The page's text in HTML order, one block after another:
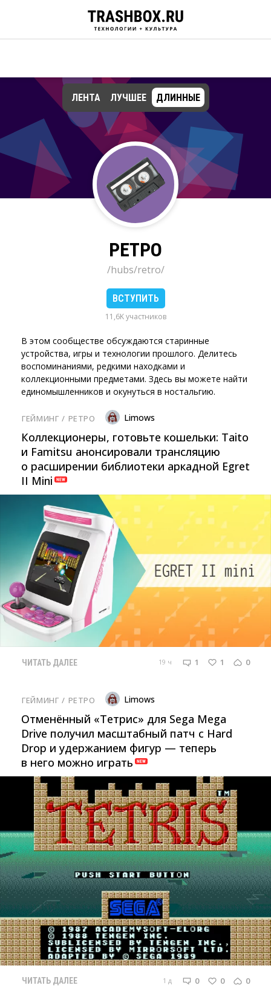
ЛЕНТА ЛУЧШЕЕ ДЛИННЫЕ
РЕТРО
/hubs/retro/
ВСТУПИТЬ
11,6K участников
В этом сообществе обсуждаются старинные
устройства, игры и технологии прошлого. Делитесь
воспоминаниями, редкими находками и
коллекционными предметами. Здесь вы можете найти
единомышленников и окунуться в ностальгию.
ГЕЙМИНГ / РЕТРО Limows
Коллекционеры, готовьте кошельки: Taito
и Famitsu анонсировали трансляцию
о расширении библиотеки аркадной Egret
II Mini
ЧИТАТЬ ДАЛЕЕ 19 ч 1 1 0
ГЕЙМИНГ / РЕТРО Limows
Отменённый «Тетрис» для Sega Mega
Drive получил масштабный патч с Hard
Drop и удержанием фигур — теперь
в него можно играть
ЧИТАТЬ ДАЛЕЕ 1 д 0 0 0